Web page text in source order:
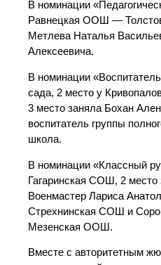
В номинации
Равнецкая ООШ —
Метлева Наталья
Алексеевича.
В номинации
сада, 2 место у
3 место заняла Бохан
воспитатель группы
школа.
В номинации «Классный
Гагаринская СОШ, 2
Военмастер Лариса
Стрехнинская СОШ и
Мезенская ООШ.
Вместе с авторитетным